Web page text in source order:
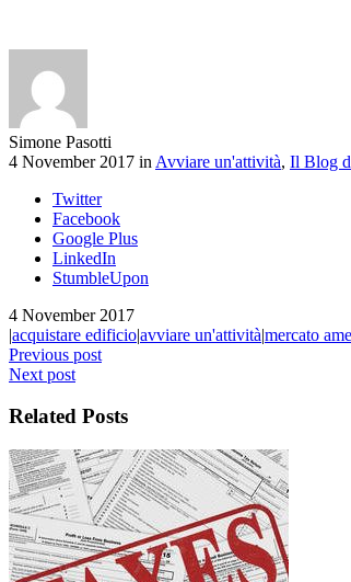
Simone Pasotti
4 November 2017 in Avviare un'attività, Il Blog
Twitter
Facebook
Google Plus
LinkedIn
StumbleUpon
4 November 2017
|acquistare edificio|avviare un'attività|mercato
Previous post
Next post
Related Posts